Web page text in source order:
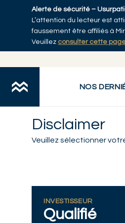
Skip to main content
Alerte de sécurité –
L’attention du lecteur est
faussement être affiliés à
Veuillez consulter cette
NOS
Disclaimer
Veuillez sélectionner
INVESTISSEUR
Qualifié